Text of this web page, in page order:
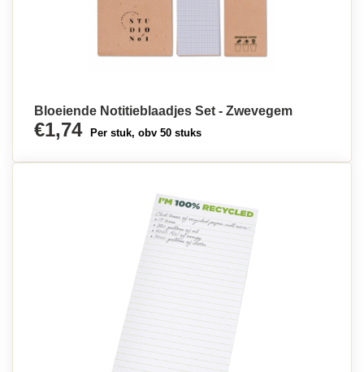
Bloeiende Notitieblaadjes Set - Zwevegem
€1,74 Per stuk, obv 50 stuks